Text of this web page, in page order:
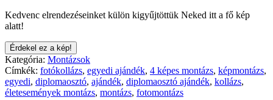
Kedvenc elrendezéseinket külön kigyűjtöttük Neked itt a fő kép
alatt!
Érdekel ez a kép!
Kategória: Montázsok
Címkék: fotókollázs, egyedi ajándék, 4 képes montázs, képmontázs,
egyedi, diplomaosztó, ajándék, diplomaosztó ajándék, kollázs,
életesemények montázs, montázs, fotomontázs